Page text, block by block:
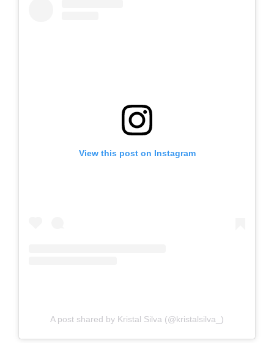
View this post on Instagram
A post shared by Kristal Silva (@kristalsilva_)